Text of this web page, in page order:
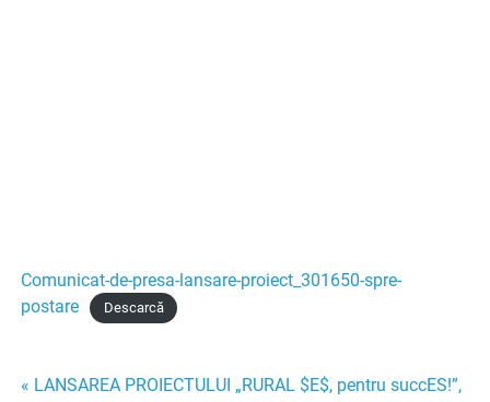
Comunicat-de-presa-lansare-proiect_301650-spre-
postare
Descarcă
Navigare
« LANSAREA PROIECTULUI „RURAL $E$, pentru succES!”,